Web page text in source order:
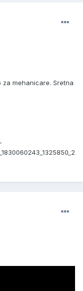
mehanicare. Sretna